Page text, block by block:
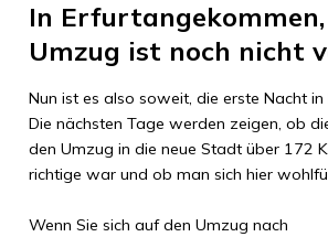
In Erfurt
Umzug ist noch nicht
Nun ist es also soweit, die erste Nacht in
Die nächsten Tage werden zeigen, ob
den Umzug in die neue Stadt über 172
richtige war und ob man sich hier
Wenn Sie sich auf den Umzug nach